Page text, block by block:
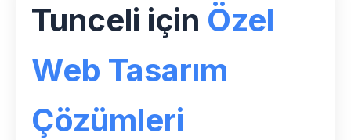
Tunceli için Özel
Web Tasarım
Çözümleri